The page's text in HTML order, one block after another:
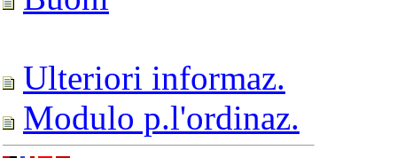
Ulteriori informaz.
Modulo p.l'ordinaz.